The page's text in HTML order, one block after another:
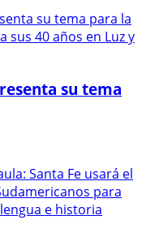
su tema